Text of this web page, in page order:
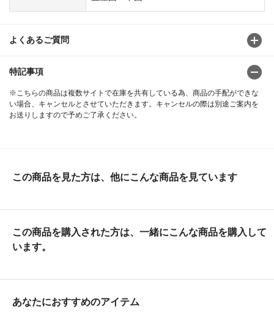
よくあるご質問
特記事項
※こちらの商品は複数サイトで在庫を共有している為、商品の手配ができな
い場合、キャンセルとさせていただきます。キャンセルの際は別途ご案内を
お送りしますので予めご了承ください。
この商品を見た方は、他にこんな商品を見ています
この商品を購入された方は、一緒にこんな商品を購入して
います。
あなたにおすすめのアイテム